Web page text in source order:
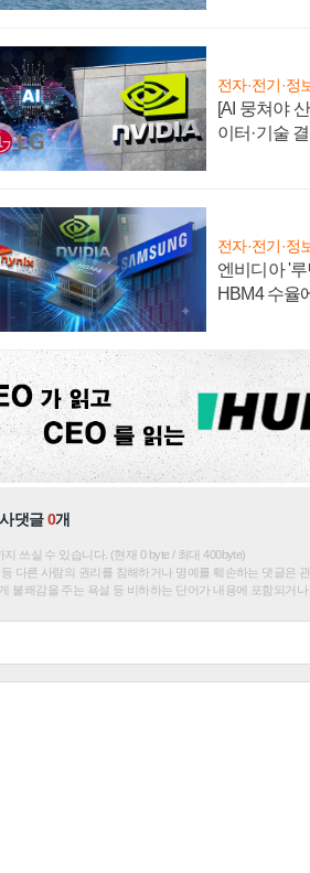
전자·전기·정
[AI 뭉쳐야
이터·기술
전자·전기·정
엔비디아 '
HBM4 수율
댓글0개
지 쓰실 수 있습니다. (현재 0 byte / 최대 400byte)
다른 사람의 권리를 침해하거나 명예를 훼손하는 댓글은
불쾌감을 주는 욕설 등 비하하는 단어가 내용에 포함되거